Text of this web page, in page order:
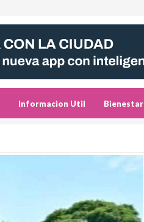
Informacion Util Bienestar